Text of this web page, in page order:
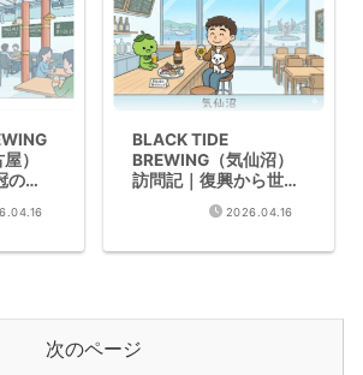
）
の感
BLACK TIDE
BREWING（気仙沼）
訪問記｜復興から世界
に誇るクラフトビール
2026.04.16
次のページ